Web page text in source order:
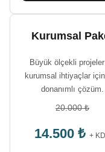
Kurumsal
Büyük ölçekli
kurumsal ihtiyaçlar
donanımlı çözüm.
20.000 ₺
14.500 ₺ +